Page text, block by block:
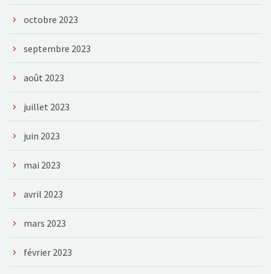
octobre 2023
septembre 2023
août 2023
juillet 2023
juin 2023
mai 2023
avril 2023
mars 2023
février 2023